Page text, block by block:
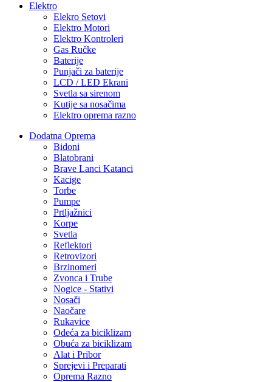
Elektro
Elekro Setovi
Elektro Motori
Elektro Kontroleri
Gas Ručke
Baterije
Punjači za baterije
LCD / LED Ekrani
Svetla sa sirenom
Kutije sa nosačima
Elektro oprema razno
Dodatna Oprema
Bidoni
Blatobrani
Brave Lanci Katanci
Kacige
Torbe
Pumpe
Prtljažnici
Korpe
Svetla
Reflektori
Retrovizori
Brzinomeri
Zvonca i Trube
Nogice - Stativi
Nosači
Naočare
Rukavice
Odeća za biciklizam
Obuća za biciklizam
Alat i Pribor
Sprejevi i Preparati
Oprema Razno